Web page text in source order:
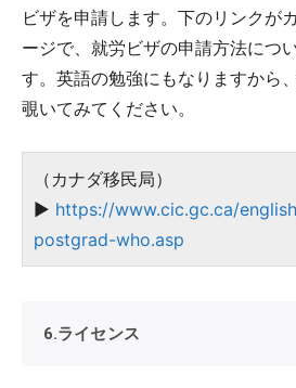
ビザを申請します。下のリンクが
ージで、就労ビザの申請方法につ
す。英語の勉強にもなりますから
覗いてみてください。
（カナダ移民局）
▶ https://www.cic.gc.ca/
postgrad-who.asp
6.ライセンス